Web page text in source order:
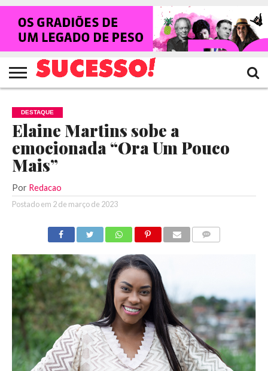
HOME
NOTÍCIAS
SHOWS
ENTREVISTAS
CLIQUES
RANKING
CROWLEY
TV
SUCESSO!
REVISTA
SUCESSO!
DESTAQUE
Elaine Martins sobe a
emocionada “Ora Um Pouco
Mais”
Por Redacao
Postado em 2 de março de 2023